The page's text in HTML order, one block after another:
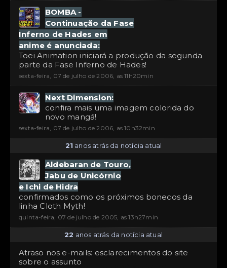
BOMBA -
Continuação da Fase
Inferno de Hades em
anime é anunciada:
Toei Animation iniciará a produção da segunda
parte da Fase Inferno de Hades!
sexta-feira, 07 de julho de 2006, as 11h20min
Next Dimension:
confira mais uma imagem colorida do
novo mangá!
sexta-feira, 07 de julho de 2006, as 10h32min
21 anos atrás da notícia atual
Aldebaran de Touro,
Jabu de Unicórnio
e Ichi de Hidra
confirmados como os próximos bonecos da
linha Cloth Myth!
quinta-feira, 07 de julho de 2005, as 13h27min
22 anos atrás da notícia atual
Atraso nos e-mails: esclarecimentos do site
sobre o assunto